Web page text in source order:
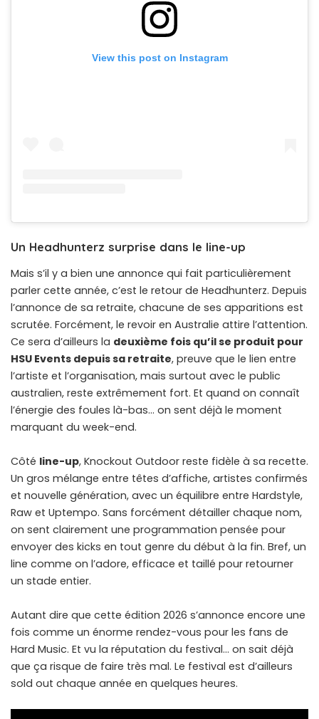
View this post on Instagram
Un Headhunterz surprise dans le line-up
Mais s’il y a bien une annonce qui fait particulièrement
parler cette année, c’est le retour de Headhunterz. Depuis
l’annonce de sa retraite, chacune de ses apparitions est
scrutée. Forcément, le revoir en Australie attire l’attention.
Ce sera d’ailleurs la deuxième fois qu’il se produit pour
HSU Events depuis sa retraite, preuve que le lien entre
l’artiste et l’organisation, mais surtout avec le public
australien, reste extrêmement fort. Et quand on connaît
l’énergie des foules là-bas… on sent déjà le moment
marquant du week-end.
Côté line-up, Knockout Outdoor reste fidèle à sa recette.
Un gros mélange entre têtes d’affiche, artistes confirmés
et nouvelle génération, avec un équilibre entre Hardstyle,
Raw et Uptempo. Sans forcément détailler chaque nom,
on sent clairement une programmation pensée pour
envoyer des kicks en tout genre du début à la fin. Bref, un
line comme on l’adore, efficace et taillé pour retourner
un stade entier.
Autant dire que cette édition 2026 s’annonce encore une
fois comme un énorme rendez-vous pour les fans de
Hard Music. Et vu la réputation du festival… on sait déjà
que ça risque de faire très mal. Le festival est d’ailleurs
sold out chaque année en quelques heures.